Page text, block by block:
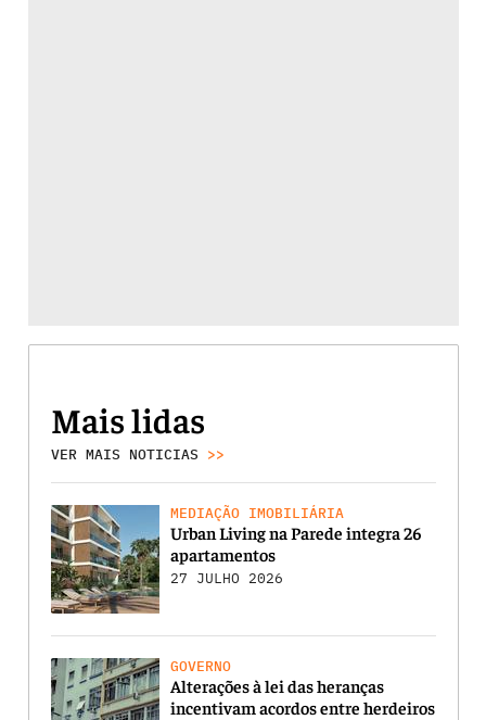
Mais lidas
VER MAIS NOTICIAS >>
MEDIAÇÃO IMOBILIÁRIA
Urban Living na Parede integra 26
apartamentos
27 JULHO 2026
GOVERNO
Alterações à lei das heranças
incentivam acordos entre herdeiros